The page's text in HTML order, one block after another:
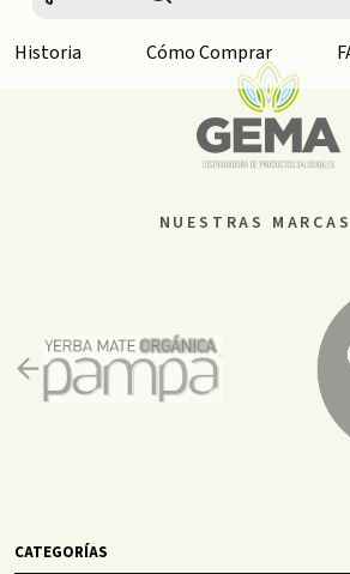
NUESTRAS MARCAS
CATEGORÍAS
Historia Cómo Comprar